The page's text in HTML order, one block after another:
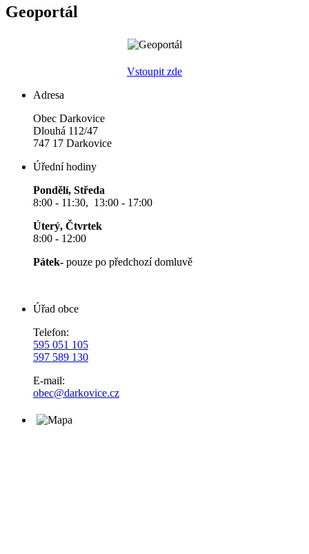
Geoportál
Vstoupit zde
Adresa
Obec Darkovice
Dlouhá 112/47
747 17 Darkovice
Úřední hodiny
Pondělí, Středa
8:00 - 11:30, 13:00 - 17:00
Úterý, Čtvrtek
8:00 - 12:00
Pátek- pouze po předchozí domluvě
Úřad obce
Telefon:
595 051 105
597 589 130
E-mail:
obec@darkovice.cz